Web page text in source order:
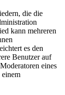
die die
kann mehreren
es den
Benutzer auf
eines